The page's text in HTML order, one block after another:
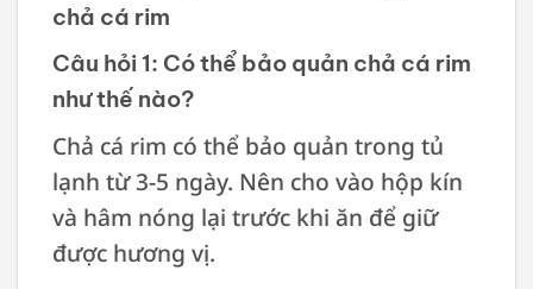
chả cá rim
Câu hỏi 1: Có thể bảo quản chả cá rim
như thế nào?
Chả cá rim có thể bảo quản trong tủ
lạnh từ 3-5 ngày. Nên cho vào hộp kín
và hâm nóng lại trước khi ăn để giữ
được hương vị.